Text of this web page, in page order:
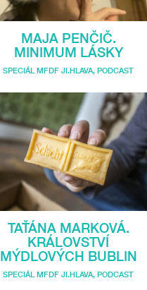
MAJA PENČIČ.
MINIMUM LÁSKY
SPECIÁL MFDF JI.HLAVA, PODCAST
TAŤÁNA MARKOVÁ.
KRÁLOVSTVÍ
MÝDLOVÝCH BUBLIN
SPECIÁL MFDF JI.HLAVA, PODCAST